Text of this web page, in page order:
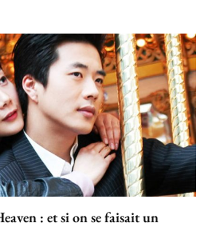
: et si on se faisait un